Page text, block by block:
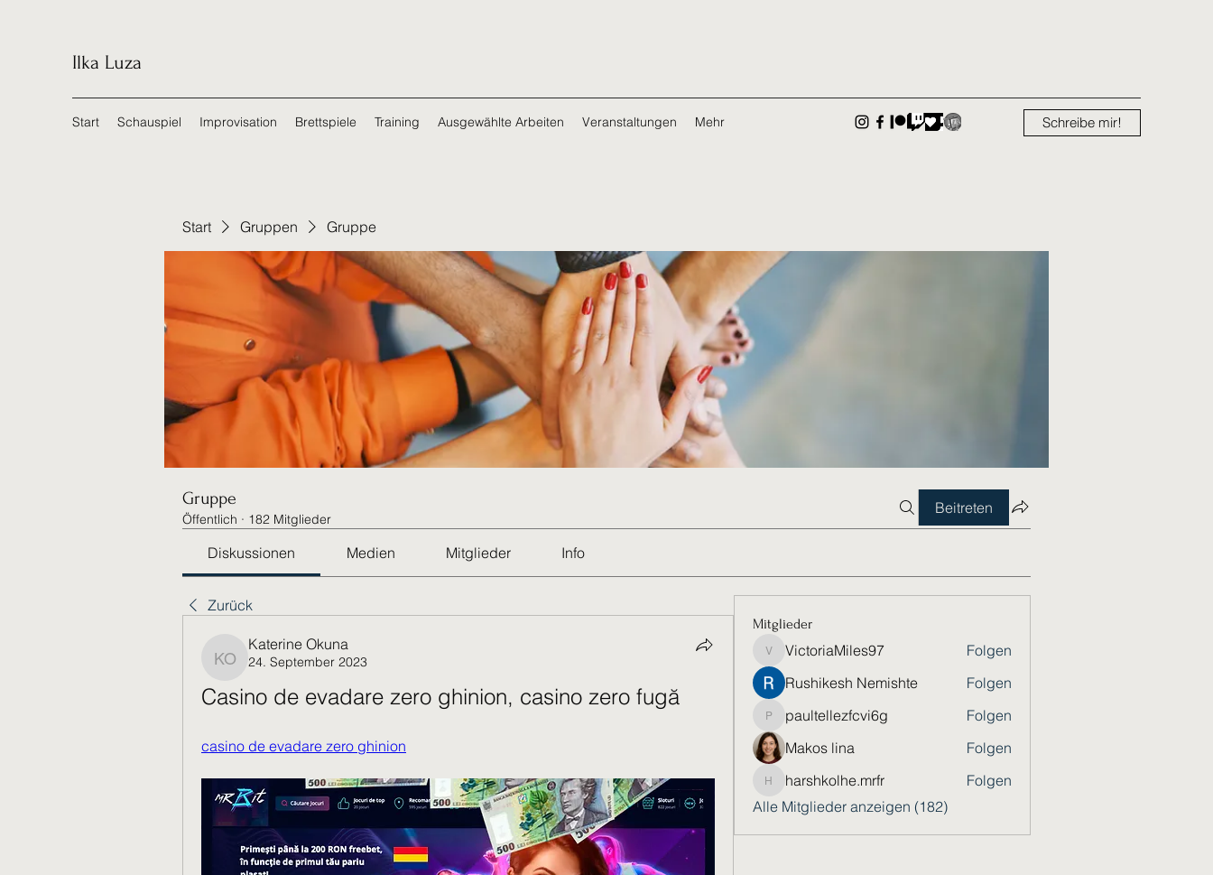
Ilka Luza
Start Schauspiel Improvisation Brettspiele Training Ausgewählte Arbeiten Veranstaltungen Mehr Schreibe mir!
Start Gruppen Gruppe
Gruppe
Öffentlich · 182 Mitglieder
Beitreten
Diskussionen Medien Mitglieder Info
Zurück
Katerine Okuna
Katerine Okuna
24. September 2023
Casino de evadare zero ghinion, casino zero fugă
casino de evadare zero ghinion
Mitglieder
VictoriaMiles97
VictoriaMiles97
Folgen
Rushikesh Nemishte
Folgen
paultellezfcvi6g
paultellezfcvi6g
Folgen
Makos lina
Folgen
harshkolhe.mrfr
harshkolhe.mrfr
Folgen
Alle Mitglieder anzeigen (182)